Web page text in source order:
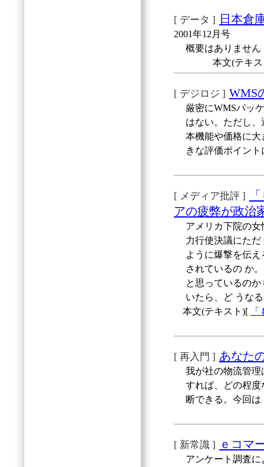
[ データ ] 日本倉
2001年12月号
概要はありません
本文(テキ
[ デジロジ ] WMS
厳密にWMSパッ
はない。ただし
本機能や価格に
きな評価ポイント
[ メディア批評 ]
アの疲弊が政治
アメリカ下院の
力行使決議にた
ように爆撃を伝
されているの か
と思っているの
いたら、ど うな
本文(テキスト)[
[ 再入門 ] あなた
我が社の物流管
すれば、どの程
断できる。今回
[ 新常識 ] ｅコマ
アンケート調査